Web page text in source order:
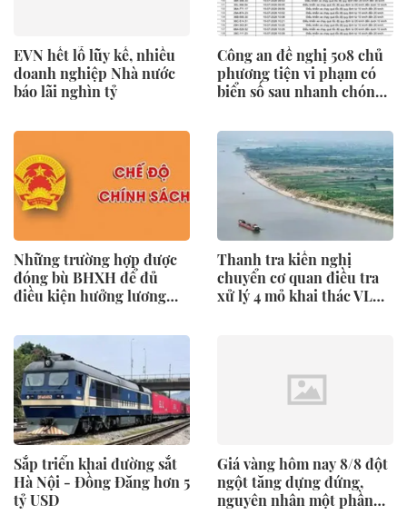
EVN hết lỗ lũy kế, nhiều
doanh nghiệp Nhà nước
báo lãi nghìn tỷ
Công an đề nghị 508 chủ
phương tiện vi phạm có
biển số sau nhanh chóng
định 168
Những trường hợp được
đóng bù BHXH để đủ
điều kiện hưởng lương
Thanh tra kiến nghị
chuyển cơ quan điều tra
xử lý 4 mỏ khai thác VLXD
Sắp triển khai đường sắt
Hà Nội - Đồng Đăng hơn 5
tỷ USD
Giá vàng hôm nay 8/8 đột
ngột tăng dựng đứng,
nguyên nhân một phần